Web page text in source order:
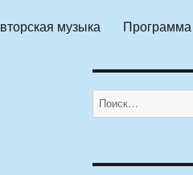
музыка Программа
Искать: